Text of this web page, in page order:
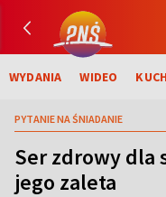
WYDANIA WIDEO
PYTANIE NA ŚNIADANIE
Ser zdrowy dla
jego zaleta